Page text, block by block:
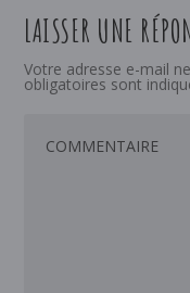
LAISSER UNE
Votre adresse e-mail
obligatoires sont